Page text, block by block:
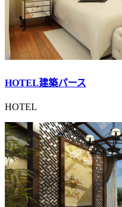
HOTEL建築パース
HOTEL